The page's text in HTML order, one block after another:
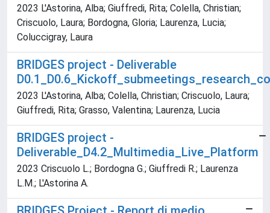
2023 L'Astorina, Alba; Giuffredi, Rita; Colella, Christian;
Criscuolo, Laura; Bordogna, Gloria; Laurenza, Lucia;
Coluccigray, Laura
BRIDGES project - Deliverable
2023 L'Astorina, Alba; Colella, Christian; Criscuolo, Laura;
Giuffredi, Rita; Grasso, Valentina; Laurenza, Lucia
BRIDGES project -
Deliverable_D4.2_Multimedia_Live_Platform
2023 Criscuolo L.; Bordogna G.; Giuffredi R.; Laurenza
L.M.; L'Astorina A.